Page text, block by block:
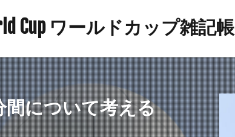
Cup ワールドカップ雑記帳
間について考える